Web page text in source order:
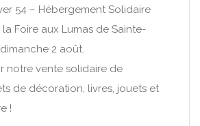
54 – Hébergement Solidaire
Foire aux Lumas de Sainte-
2 août.
notre vente solidaire de
de décoration, livres, jouets et
!